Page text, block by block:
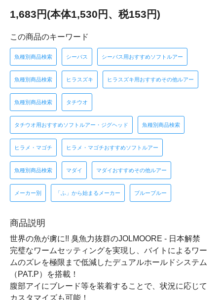
1,683円(本体1,530円、税153円)
この商品のキーワード
魚種別商品検索 シーバス シーバス用おすすめソフトルアー
魚種別商品検索 ヒラスズキ ヒラスズキ用おすすめその他ルアー
魚種別商品検索 タチウオ
タチウオ用おすすめソフトルアー・ジグヘッド 魚種別商品検索
ヒラメ・マゴチ ヒラメ・マゴチおすすめソフトルアー
魚種別商品検索 マダイ マダイおすすめその他ルアー
メーカー別 「ふ」から始まるメーカー ブルーブルー
商品説明
世界の魚が虜に!! 臭魚力抜群のJOLMOORE - 日本解禁
完璧なワームセッティングを実現し、バイトによるワー
ムのズレを極限まで低減したデュアルホールドシステム
（PAT.P）を搭載！
腹部アイにブレード等を装着することで、状況に応じて
カスタマイズも可能！